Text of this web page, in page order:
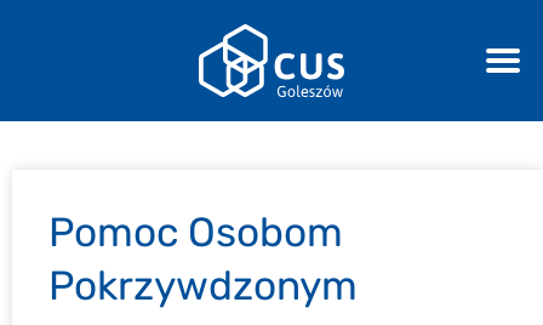
Pomoc Osobom
Pokrzywdzonym